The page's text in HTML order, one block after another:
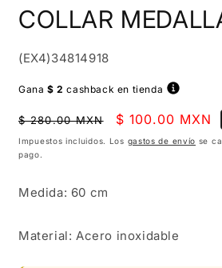
multimedia
1
una
ventana
COLLAR
SKU:
(EX4)34814918
Gana $ 2 cashback en tienda
Precio
habitual
$ 280.00 MXN
Precio
de
$ 100.00 MXN
Impuestos incluidos. Los gastos de envío se
pago.
Medida: 60 cm
Material: Acero inoxidable